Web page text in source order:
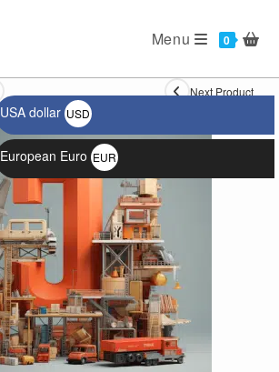
0
Menu
Next Product
USD
$
EUR
€